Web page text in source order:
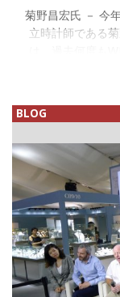
菊野昌宏氏 － 今
立時計師である
朔望発表、情熱
BLOG